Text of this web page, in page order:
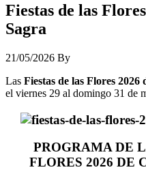
Fiestas de las
Sagra
21/05/2026 By
Las Fiestas de las Flores 2026
el viernes 29 al domingo 31 de
PROGRAMA DE
FLORES 2026 DE